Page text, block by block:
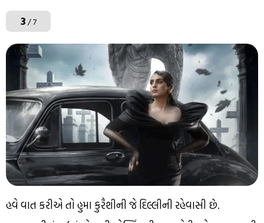
3/ 7
હવે વાત કરીએ તો હુમા કુરૈશીની જે દિલ્લીની રહેવાસી છે.